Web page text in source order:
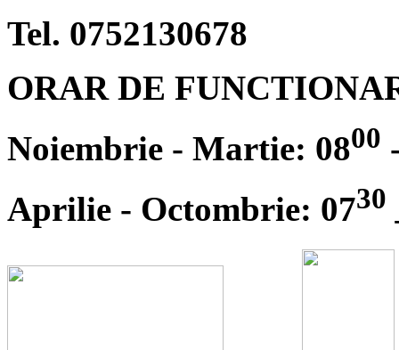
Tel. 0752130678
ORAR DE
Noiembrie - Martie: 0800
Aprilie - Octombrie: 0730